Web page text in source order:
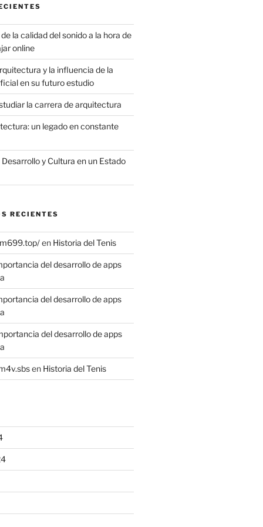
la calidad del sonido a la hora de
online
y la influencia de la
en su futuro estudio
la carrera de arquitectura
un legado en constante
y Cultura en un Estado
RECIENTES
en Historia del Tenis
del desarrollo de apps
del desarrollo de apps
del desarrollo de apps
en Historia del Tenis